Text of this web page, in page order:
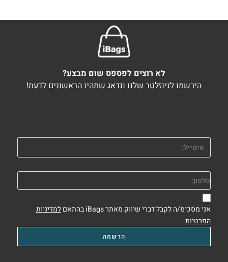
לא רוצים לפספס שום מבצע?
הירשמו לניוזלטר שלנו ונדאג שתהיו הראשונים לדעת!
אני מסכימ/ה לקבל דברי שיווק מאתר iBags בהתאם
למדיניות
הפרטיות